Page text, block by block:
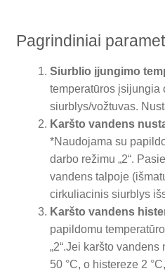
Pagrindiniai
Siurblio įjungimo
temperatūros įsijungia
siurblys/vožtuvas.
Karšto vandens
*Naudojama su
darbo režimu „2“.
vandens talpoje
cirkuliacinis siurblys
Karšto vandens
papildomu
„2“.Jei karšto
50 °C, o histereze 2